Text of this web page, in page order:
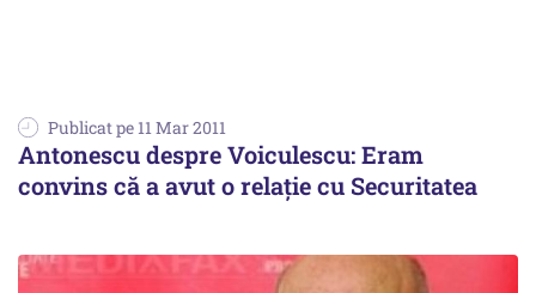
Publicat pe 11 Mar 2011
Antonescu despre Voiculescu: Eram
convins că a avut o relaţie cu Securitatea